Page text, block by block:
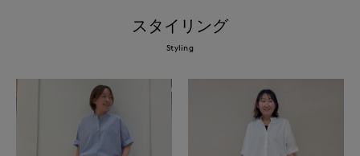
スタイリング
Styling